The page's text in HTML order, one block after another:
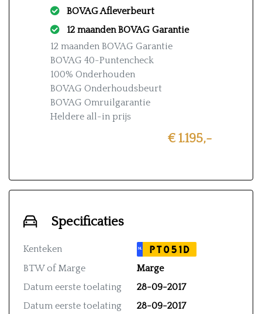
BOVAG Afleverbeurt
12 maanden BOVAG Garantie
12 maanden BOVAG Garantie
BOVAG 40-Puntencheck
100% Onderhouden
BOVAG Onderhoudsbeurt
BOVAG Omruilgarantie
Heldere all-in prijs
€ 1.195,-
Specificaties
Kenteken NL PT051D
BTW of Marge
Marge
Datum eerste toelating
28-09-2017
Datum eerste toelating
28-09-2017